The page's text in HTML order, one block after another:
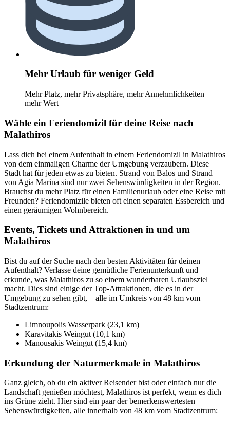
Mehr Urlaub für weniger Geld
Mehr Platz, mehr Privatsphäre, mehr Annehmlichkeiten –
mehr Wert
Wähle ein Feriendomizil für deine Reise nach
Malathiros
Lass dich bei einem Aufenthalt in einem Feriendomizil in Malathiros
von dem einmaligen Charme der Umgebung verzaubern. Diese
Stadt hat für jeden etwas zu bieten. Strand von Balos und Strand
von Agia Marina sind nur zwei Sehenswürdigkeiten in der Region.
Brauchst du mehr Platz für einen Familienurlaub oder eine Reise mit
Freunden? Feriendomizile bieten oft einen separaten Essbereich und
einen geräumigen Wohnbereich.
Events, Tickets und Attraktionen in und um
Malathiros
Bist du auf der Suche nach den besten Aktivitäten für deinen
Aufenthalt? Verlasse deine gemütliche Ferienunterkunft und
erkunde, was Malathiros zu so einem wunderbaren Urlaubsziel
macht. Dies sind einige der Top-Attraktionen, die es in der
Umgebung zu sehen gibt, – alle im Umkreis von 48 km vom
Stadtzentrum:
Limnoupolis Wasserpark (23,1 km)
Karavitakis Weingut (10,1 km)
Manousakis Weingut (15,4 km)
Erkundung der Naturmerkmale in Malathiros
Ganz gleich, ob du ein aktiver Reisender bist oder einfach nur die
Landschaft genießen möchtest, Malathiros ist perfekt, wenn es dich
ins Grüne zieht. Hier sind ein paar der bemerkenswertesten
Sehenswürdigkeiten, alle innerhalb von 48 km vom Stadtzentrum: